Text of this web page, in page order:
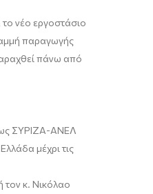
νέο εργοστάσιο
παραγωγής
πάνω από
ΣΥΡΙΖΑ-ΑΝΕΛ
μέχρι τις
τον κ. Νικόλαο